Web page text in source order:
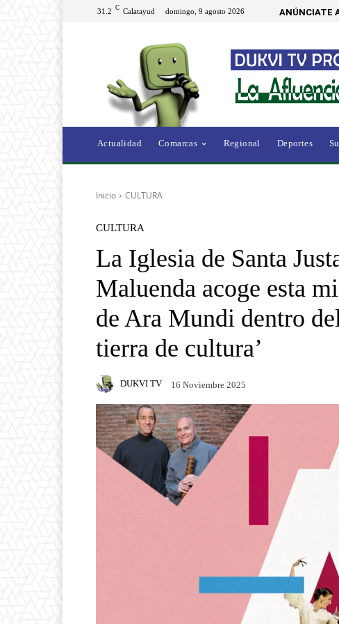
31.2 C Calatayud domingo, 9 agosto 2026 ANÚNCIATE
Actualidad Comarcas Regional Deportes
Inicio CULTURA
CULTURA
La Iglesia de Santa
Maluenda acoge esta
de Ara Mundi dentro
tierra de cultura’
DUKVI TV 16 Noviembre 2025